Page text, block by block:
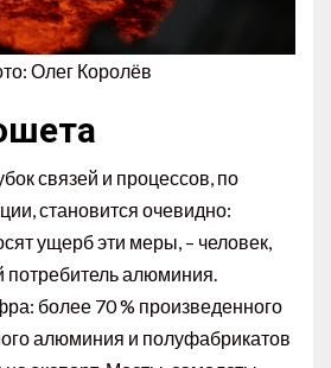
Олег Королёв
связей и процессов, по
становится очевидно:
ущерб эти меры, – человек,
потребитель алюминия.
более 70 % произведенного
алюминия и полуфабрикатов